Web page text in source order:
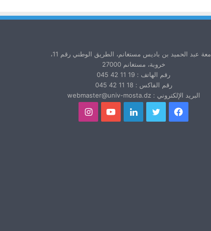
جامعة عبد الحميد بن باديس مستغانم، الطريق الوطني رقم 11،
خروبة، مستغانم 27000
رقم الهاتف : 19 11 42 045
رقم الفاكس : 18 11 42 045
البريد الإلكتروني : webmaster@univ-mosta.dz
فيسبوك تويتر لينكدإنيوتيوبانستقرام